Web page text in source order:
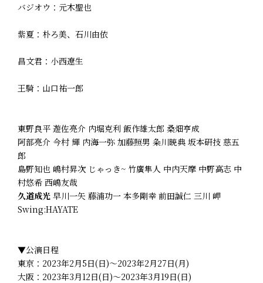
バジオウ：元木聖也
紫夏：朴ろ美、石川由依
昌文君：小西遼生
王騎：山口祐一郎
東野良平 遊佐亮介 内堀克利 飯作雄太郎 桑畑亨成
阿部亮介 今村 輝 内海一弥 加藤照男 粂川暁典 坂本研技 慈五
郎
島野知也 嶋村昇次 じゃっき~ 竹廣隼人 中内天摩 中野高志 中
村悠希 西嶋友哉
久道成光 早川一矢 藤浦功一 本多剛幸 前田誠仁 三川 岬
Swing:HAYATE
▼公演日程
東京：2023年2月5日(日)～2023年2月27日(月)
大阪：2023年3月12日(日)～2023年3月19日(日)